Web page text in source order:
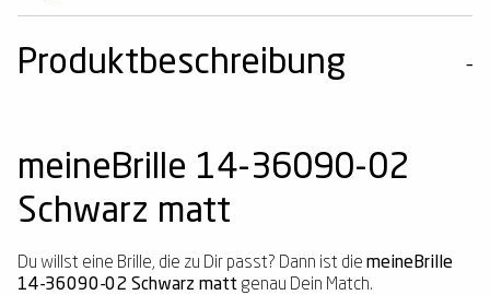
Produktbeschreibung
meineBrille 14-36090-02
Schwarz matt
Du willst eine Brille, die zu Dir passt? Dann ist die meineBrille
14-36090-02 Schwarz matt genau Dein Match.